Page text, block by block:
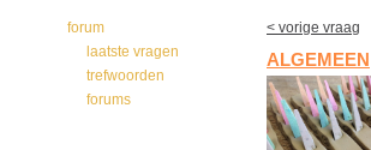
forum
laatste vragen
trefwoorden
forums
< vorige vraag
ALGEMEEN